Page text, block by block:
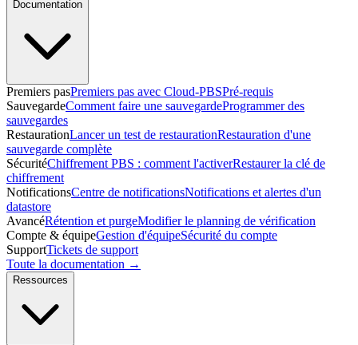
Documentation
Premiers pasPremiers pas avec Cloud-PBSPré-requis
SauvegardeComment faire une sauvegardeProgrammer des
sauvegardes
RestaurationLancer un test de restaurationRestauration d'une
sauvegarde complète
SécuritéChiffrement PBS : comment l'activerRestaurer la clé de
chiffrement
NotificationsCentre de notificationsNotifications et alertes d'un
datastore
AvancéRétention et purgeModifier le planning de vérification
Compte & équipeGestion d'équipeSécurité du compte
SupportTickets de support
Toute la documentation →
Ressources